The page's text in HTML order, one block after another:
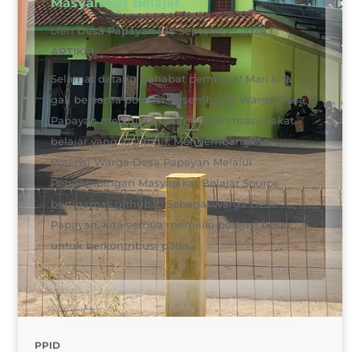
olehDesa Papayan|18 September 2024|
ARTIKEL
Selamat datang, sahabat pembaca! Mari kita
gali bersama potensi tersembunyi Warga Desa
Papayan melalui pendampingan masyarakat
belajar yang inspiratif. Mengembangkan
Potensi Warga Desa Papayan Melalui
Pendampingan Masyarakat Belajar Source
bertigamas.github.io Sebagai warga Desa
Papayan, kita semua memiliki potensi besar
untuk berkontribusi pada...
PPID